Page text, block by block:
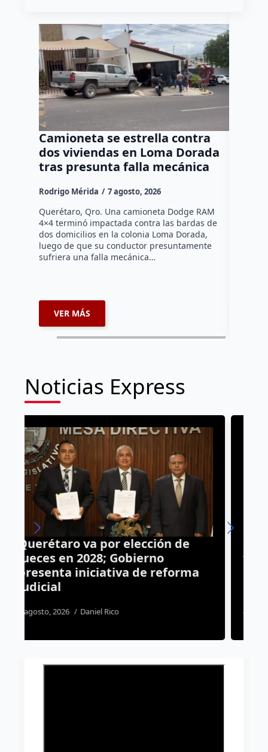
Camioneta se estrella contra
dos viviendas en Loma Dorada
tras presunta falla mecánica
Rodrigo Mérida 7 agosto, 2026
Querétaro, Qro. Una camioneta Dodge RAM
4×4 terminó impactada contra las bardas de
dos domicilios en la colonia Loma Dorada,
luego de que su conductor presuntamente
sufriera una falla mecánica…
VER MÁS
Noticias Express
Presenta Luis Nava el
“Educational Football Program”
en Querétaro con el aval del
Real Madrid
4 agosto, 2026 Dulce Martinez